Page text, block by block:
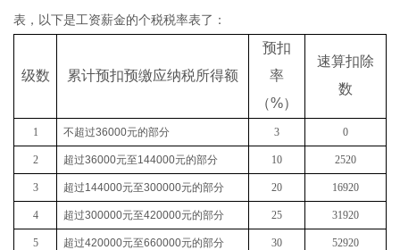
表，以下是工资薪金的个税税率表了：
级数 累计预扣预缴应纳税所得额
预扣
率
（%）
速算扣除
数
1 不超过36000元的部分 3 0
2 超过36000元至144000元的部分 10 2520
3 超过144000元至300000元的部分 20 16920
4 超过300000元至420000元的部分 25 31920
5 超过420000元至660000元的部分 30 52920